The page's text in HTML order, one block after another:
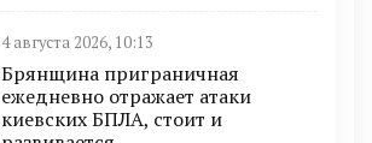
4 августа 2026, 10:13
Брянщина приграничная
ежедневно отражает атаки
киевских БПЛА, стоит и